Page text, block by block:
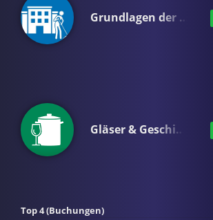
Grundlagen der …
Gläser & Geschi…
Top 4 (Buchungen)